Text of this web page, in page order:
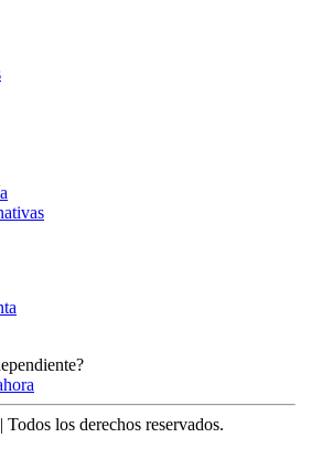
| Todos los derechos reservados.